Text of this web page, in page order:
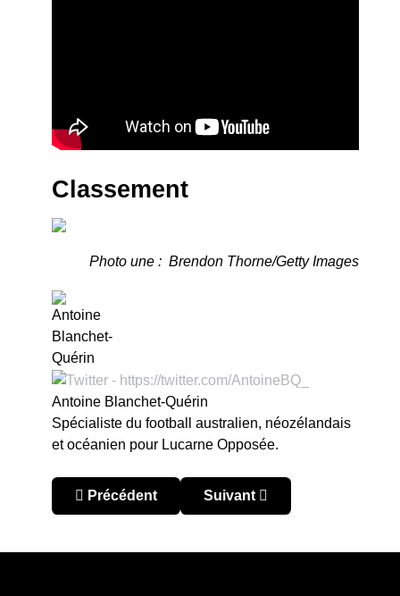
Classement
Photo une : Brendon Thorne/Getty Images
Antoine Blanchet-Quérin
Spécialiste du football australien, néozélandais
et océanien pour Lucarne Opposée.
Article précédent : Australie – A-League 2026 :
Précédent Article suivant : Australie –
Suivant